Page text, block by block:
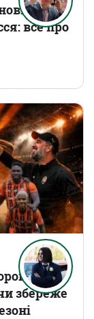
все про
збереже